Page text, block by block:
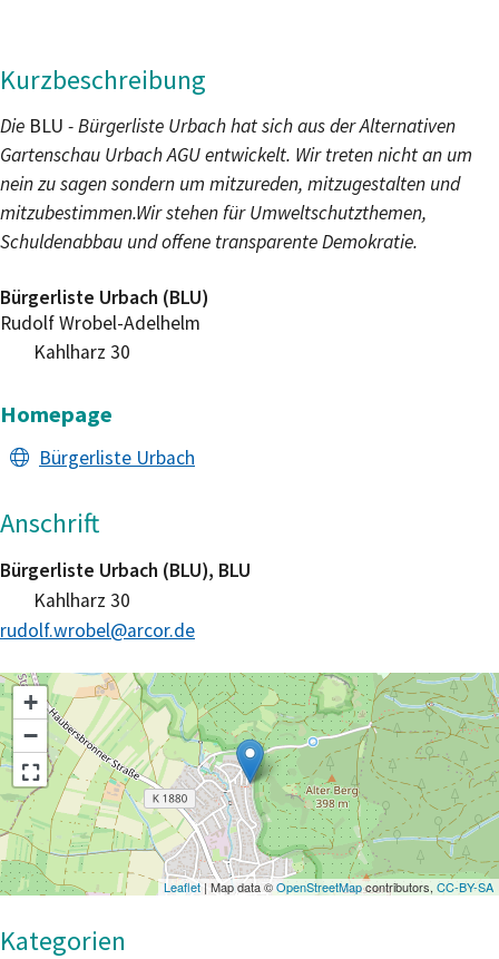
Kurzbeschreibung
Die BLU - Bürgerliste Urbach hat sich aus der Alternativen
Gartenschau Urbach AGU entwickelt. Wir treten nicht an um
nein zu sagen sondern um mitzureden, mitzugestalten und
mitzubestimmen.Wir stehen für Umweltschutzthemen,
Schuldenabbau und offene transparente Demokratie.
RudolfWrobel-Adelhelm
Bürgerliste Urbach (BLU)
Kahlharz 30
Homepage
Bürgerliste Urbach
Anschrift
Bürgerliste Urbach (BLU), BLU
Kahlharz 30
rudolf.wrobel@arcor.de
+
−
Leaflet | Map data ©OpenStreetMapcontributors, CC-BY-SA